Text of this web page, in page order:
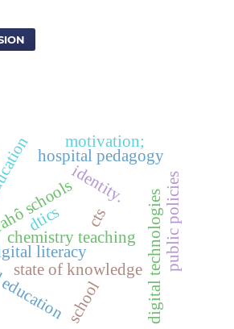
schoolsidentity.
state of knowledge
school digital technologies
chemistry teaching
cts
hospital pedagogy
public policies
literacy
dtics
motivation;